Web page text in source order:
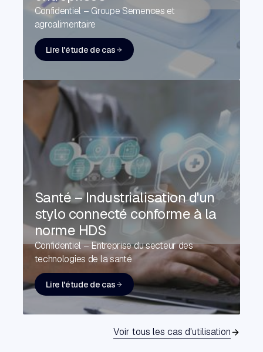
Confidentiel – Groupe Semences et
agroalimentaire
Lire l'étude de cas
Santé – Industrialisation d'un
stylo connecté conforme à la
norme HDS
Confidentiel – Entreprise du secteur des
technologies de la santé
Lire l'étude de cas
Voir tous les cas d'utilisation